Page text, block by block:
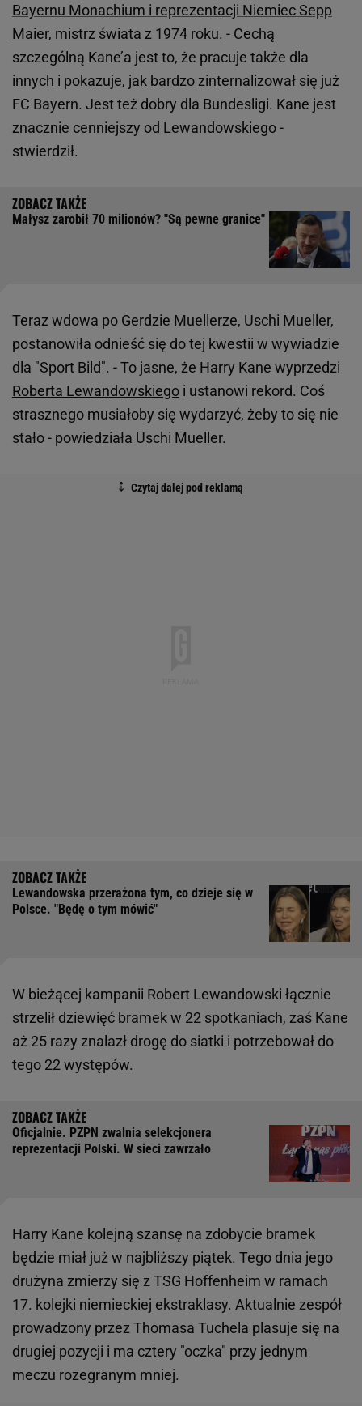
Bayernu Monachium i reprezentacji Niemiec Sepp
Maier, mistrz świata z 1974 roku. - Cechą
szczególną Kane’a jest to, że pracuje także dla
innych i pokazuje, jak bardzo zinternalizował się już
FC Bayern. Jest też dobry dla Bundesligi. Kane jest
znacznie cenniejszy od Lewandowskiego -
stwierdził.
Małysz zarobił 70 milionów? "Są pewne granice"
Teraz wdowa po Gerdzie Muellerze, Uschi Mueller,
postanowiła odnieść się do tej kwestii w wywiadzie
dla "Sport Bild". - To jasne, że Harry Kane wyprzedzi
Roberta Lewandowskiego i ustanowi rekord. Coś
strasznego musiałoby się wydarzyć, żeby to się nie
stało - powiedziała Uschi Mueller.
Lewandowska przerażona tym, co dzieje się w
Polsce. "Będę o tym mówić"
W bieżącej kampanii Robert Lewandowski łącznie
strzelił dziewięć bramek w 22 spotkaniach, zaś Kane
aż 25 razy znalazł drogę do siatki i potrzebował do
tego 22 występów.
Oficjalnie. PZPN zwalnia selekcjonera
reprezentacji Polski. W sieci zawrzało
Harry Kane kolejną szansę na zdobycie bramek
będzie miał już w najbliższy piątek. Tego dnia jego
drużyna zmierzy się z TSG Hoffenheim w ramach
17. kolejki niemieckiej ekstraklasy. Aktualnie zespół
prowadzony przez Thomasa Tuchela plasuje się na
drugiej pozycji i ma cztery "oczka" przy jednym
meczu rozegranym mniej.